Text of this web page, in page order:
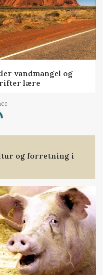
vandmangel og
lære
og forretning i